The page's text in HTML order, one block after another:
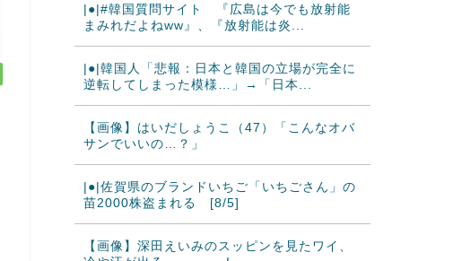
|●|#韓国質問サイト 『広島は今でも放射能
まみれだよねww』、『放射能は炎...
|●|韓国人「悲報：日本と韓国の立場が完全に
逆転してしまった模様…」→「日本...
【画像】はいだしょうこ（47）「こんなオバ
サンでいいの…？」
|●|佐賀県のブランドいちご「いちごさん」の
苗2000株盗まれる [8/5]
【画像】深田えいみのスッピンを見たワイ、